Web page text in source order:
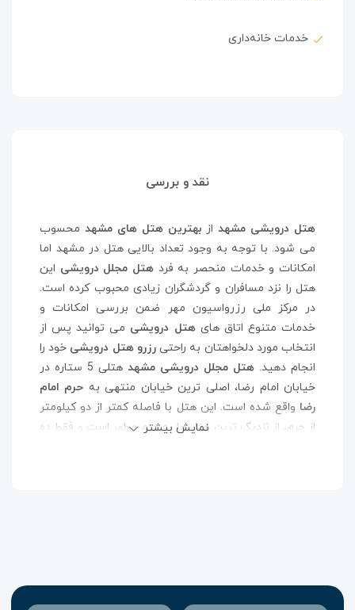
خدمات خانه‌داری
نقد و بررسی
هتل درویشی مشهداز بهترین هتل های مشهد محسوب
می شود. با توجه به وجود تعداد بالایی هتل در مشهد اما
امکانات و خدمات منحصر به فرد هتل مجلل درویشی این
هتل را نزد مسافران و گردشگران زیادی محبوب کرده است.
در مرکز ملی رزرواسیون مهر ضمن بررسی امکانات و
خدمات متنوع اتاق هایهتل درویشی می توانید پس از
انتخاب مورد دلخواهتان به راحتیرزرو هتل درویشی خود را
انجام دهید. هتل مجلل درویشی مشهد
هتلی 5 ستاره در
خیابان امام رضا، اصلی ترین خیابان منتهی به حرم امام
رضا واقع شده است. این هتل با فاصله کمتر از دو کیلومتر
از حرم، از نزدیک ترین هتل ها به حرم مطهر است و فقط ده
نمایش بیشتر